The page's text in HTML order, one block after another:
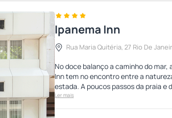
Ipanema Inn
Rua Maria Quitéria, 27 Rio De
No doce balanço a caminho do
Inn tem no encontro entre a
estada. A poucos passos da praia e
Ler mais